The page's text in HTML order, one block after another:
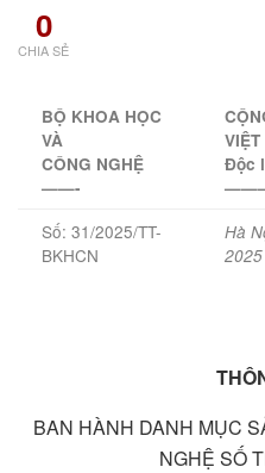
0
CHIA SẺ
BỘ KHOA HỌC
VÀ
CÔNG NGHỆ
——-
Độc
Số: 31/2025/TT-
BKHCN
Hà
2025
BAN HÀNH DANH MỤC
NGHỆ SỐ